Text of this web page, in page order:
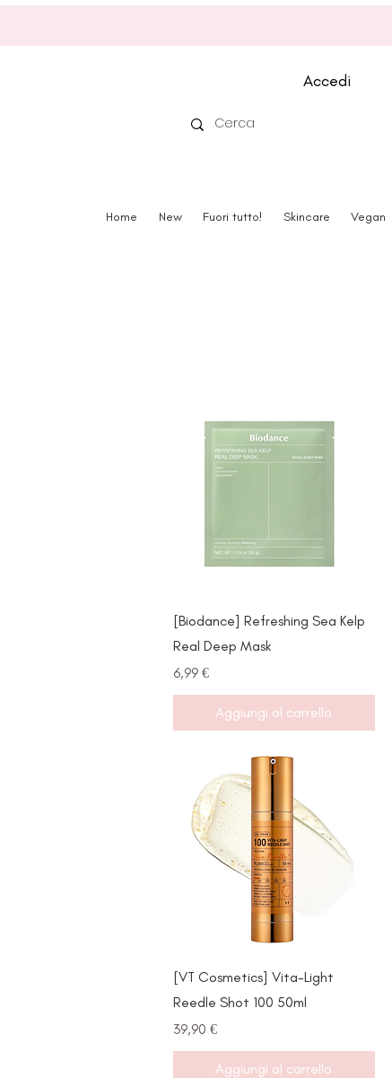
Accedi
Home New Fuori tutto! Skincare Vegan
Vista rapida
[Biodance] Refreshing Sea Kelp
Real Deep Mask
Prezzo
6,99 €
Aggiungi al carrello
Vista rapida
[VT Cosmetics] Vita-Light
Reedle Shot 100 50ml
Prezzo
39,90 €
Aggiungi al carrello